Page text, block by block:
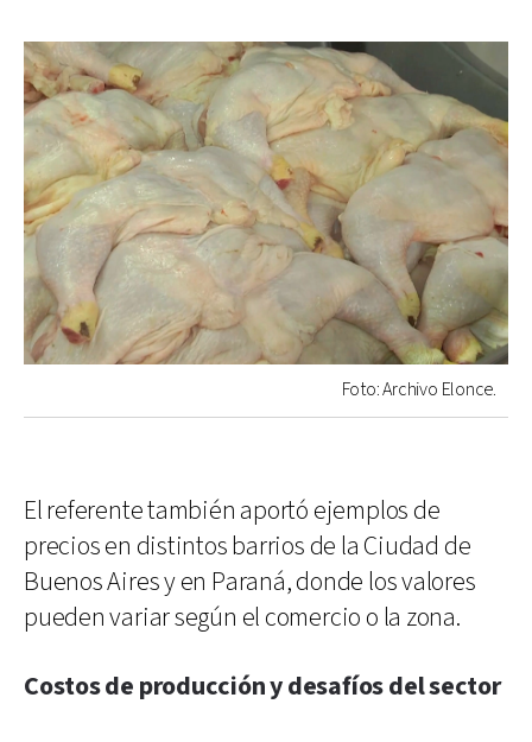
Foto: Archivo Elonce.
El referente también aportó ejemplos de
precios en distintos barrios de la Ciudad de
Buenos Aires y en Paraná, donde los valores
pueden variar según el comercio o la zona.
Costos de producción y desafíos del sector